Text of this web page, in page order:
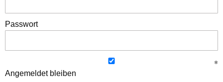
Passwort
Angemeldet bleiben